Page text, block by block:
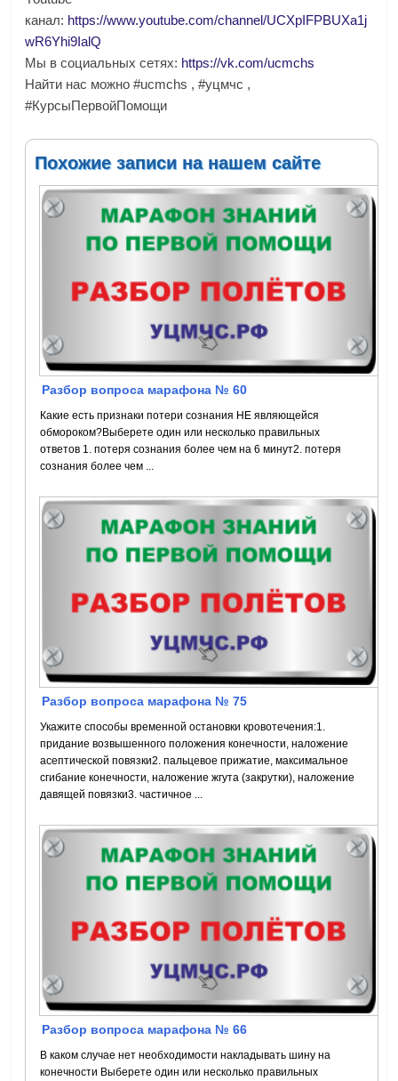
канал: https://www.youtube.com/channel/UCXpIFPBUXa1j
wR6Yhi9IalQ
Мы в социальных сетях: https://vk.com/ucmchs
Найти нас можно #ucmchs , #уцмчс ,
#КурсыПервойПомощи
Похожие записи на нашем сайте
Разбор вопроса марафона № 60
Какие есть признаки потери сознания НЕ являющейся
обмороком?Выберете один или несколько правильных
ответов 1. потеря сознания более чем на 6 минут2. потеря
сознания более чем ...
Разбор вопроса марафона № 75
Укажите способы временной остановки кровотечения:1.
придание возвышенного положения конечности, наложение
асептической повязки2. пальцевое прижатие, максимальное
сгибание конечности, наложение жгута (закрутки), наложение
давящей повязки3. частичное ...
Разбор вопроса марафона № 66
В каком случае нет необходимости накладывать шину на
конечности Выберете один или несколько правильных